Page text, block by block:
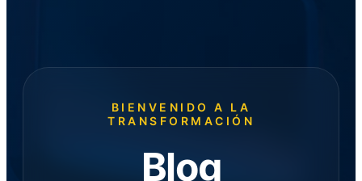
BIENVENIDO A LA
TRANSFORMACIÓN
Blog